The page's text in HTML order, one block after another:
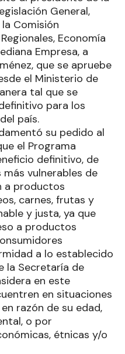
General,
la Comisión
Economía
Empresa, a
que se apruebe
el Ministerio de
tal que se
para los
país.
su pedido al
el Programa
definitivo, de
vulnerables de
a productos
carnes, frutas y
y justa, ya que
a productos
a lo establecido
la Secretaría de
en este
en situaciones
razón de su edad,
o por
étnicas y/o